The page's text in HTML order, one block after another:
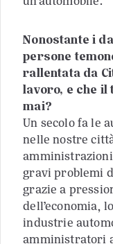
Nonostante i
persone
rallentata da
lavoro, e che il
mai?
Un secolo fa le
nelle nostre
gravi problemi
grazie a
dell’economia,
industrie
amministratori